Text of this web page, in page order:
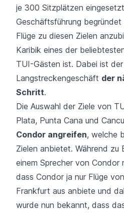
je 300 Sitzplätzen
Geschäftsführung
Flüge zu diesen Zielen
Karibik eines der
TUI-Gästen ist. Dabei ist
Langstreckengeschäft der
Schritt.
Die Auswahl der Ziele von
Plata, Punta Cana und
Condor angreifen, welche
Zielen anbietet. Während
einem Sprecher von
dass Condor ja nur Flüge
Frankfurt aus anbiete und
wurde nun bekannt, dass